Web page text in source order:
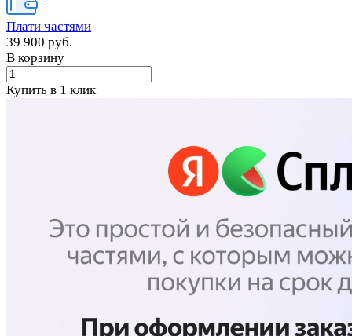
Плати частями
39 900 руб.
В корзину
Купить в 1 клик